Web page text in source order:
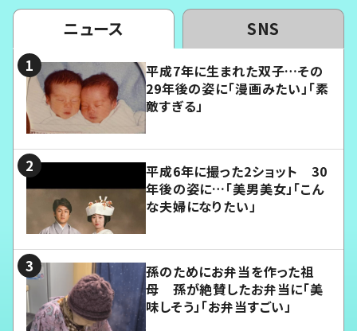
ニュース SNS
平成7年に生まれた双子…その
29年後の姿に「漫画みたい」「素
敵すぎる」
平成6年に撮った2ショット 30
年後の姿に…「美男美女」「こん
な夫婦になりたい」
孫のためにお弁当を作った祖
母 孫が絶賛したお弁当に「美
味しそう」「お弁当すごい」